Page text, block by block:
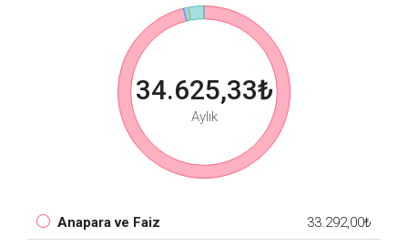
34.625,33₺
Aylık
Anapara ve Faiz 33.292,00₺